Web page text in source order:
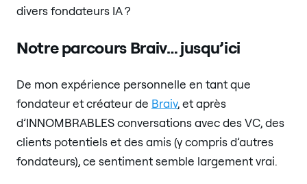
divers fondateurs IA ?
Notre parcours Braiv… jusqu’ici
De mon expérience personnelle en tant que
fondateur et créateur de Braiv, et après
d’INNOMBRABLES conversations avec des VC, des
clients potentiels et des amis (y compris d’autres
fondateurs), ce sentiment semble largement vrai.